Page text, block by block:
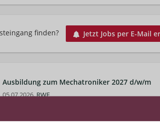
finden? Jetzt Jobs per E-Mail
Ausbildung zum Mechatroniker 2027 d/w/m
05.07.2026,RWE